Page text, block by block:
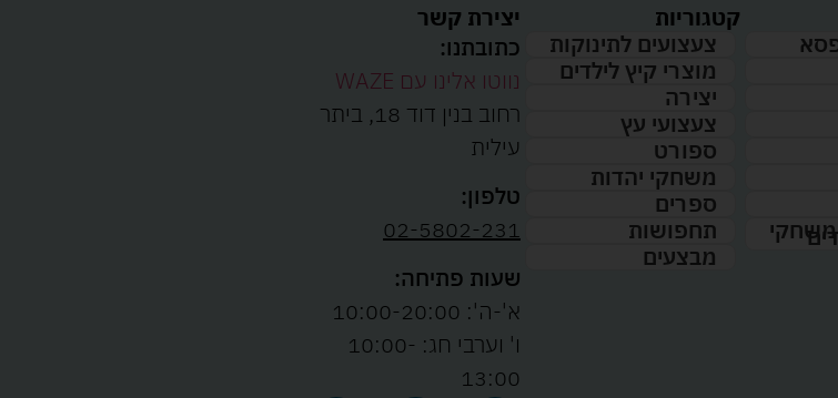
משחקי
קטגוריות
צעצועים לתינוקות
מוצרי קיץ לילדים
יצירה
צעצועי עץ
ספורט
משחקי יהדות
ספרים
תחפושות
מבצעים
יצירת קשר
כתובתנו:
נווטו אלינו עם WAZE
רחוב בנין דוד 18, ביתר
עילית
טלפון:
02-5802-231
שעות פתיחה:
א'-ה': 10:00-20:00
ו' וערבי חג: 10:00-
13:00